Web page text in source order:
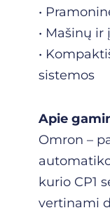
•
• Mašinų
•
sistemos
Apie
Omron –
kurio CP1
vertinami